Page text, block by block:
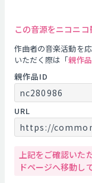
この音源をニコニ
作曲者の音楽活動を
いただく際は「親作
親作品ID
nc280986
URL
https://
上記をご確認いた
ドページへ移動し